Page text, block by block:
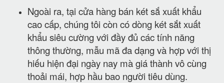
Ngoài ra, tại cửa hàng bán két sắ xuất khẩu
cao cấp, chúng tôi còn có dòng két sắt xuất
khẩu siêu cường với đầy đủ các tính năng
thông thường, mẫu mã đa dạng và hợp với thị
hiếu hiện đại ngày nay mà giá thành vô cùng
thoải mái, hợp hầu bao người tiêu dùng.